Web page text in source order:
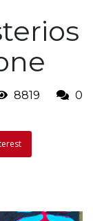
8819 0